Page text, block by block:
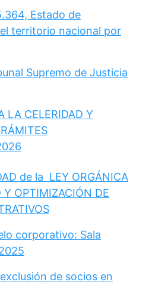
Estado de
territorio nacional por
Supremo de Justicia
LA CELERIDAD Y
de la LEY ORGÁNICA
Y OPTIMIZACIÓN DE
corporativo: Sala
de socios en